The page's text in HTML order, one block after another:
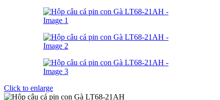
Click to enlarge